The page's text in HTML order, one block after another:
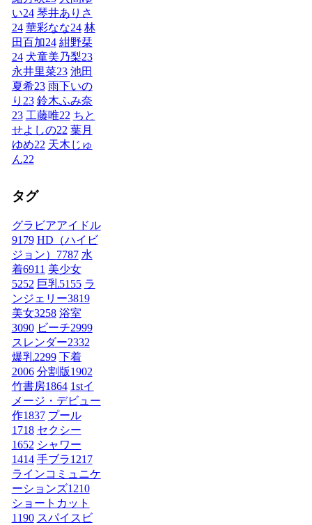
い24 琴井ありさ
24 華彩なな24 林
田百加24 紺野栞
24 犬童美乃梨23
永井里菜23 池田
夏希23 雨下いの
り 23 鈴木ふみ奈
23 工藤唯22 ちと
せよしの22 葉月
ゆめ22 天木じゅ
ん22
タグ
グラビアアイドル
9179 HD（ハイビ
ジョン） 7787 水
着6911 美少女
5252 巨乳5155 ラ
ンジェリー3819
美女3258 浴室
3090 ビーチ2999
スレンダー2332
爆乳2299 下着
2006 分割版1902
竹書房1864 1stイ
メージ・デビュー
作1837 プール
1718 セクシー
1652 シャワー
1414 手ブラ1217
ラインコミュニケ
ーションズ1210
ショートカット
1190 スパイスビ